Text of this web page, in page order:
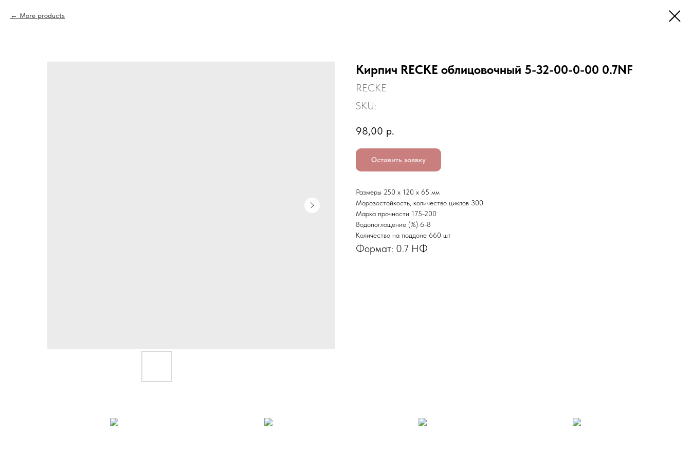
More products
Кирпич RECKE облицовочный 5-32-00-0-00 0.7NF
RECKE
SKU:
98,00 р.
Оставить заявку
Размеры 250 х 120 х 65 мм
Морозостойкость, количество циклов 300
Марка прочности 175-200
Водопоглощение (%) 6-8
Количество на поддоне 660 шт
Формат: 0.7 НФ